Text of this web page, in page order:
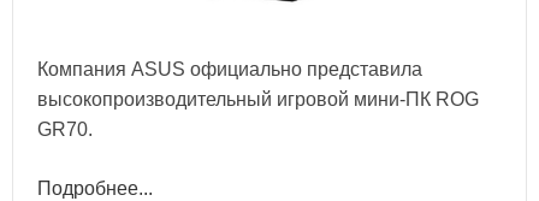
Компания ASUS официально представила
высокопроизводительный игровой мини-ПК ROG
GR70.
Подробнее...